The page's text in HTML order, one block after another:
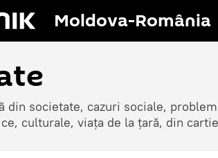
Moldova-România
din societate, cazuri sociale,
culturale, viața de la țară, din